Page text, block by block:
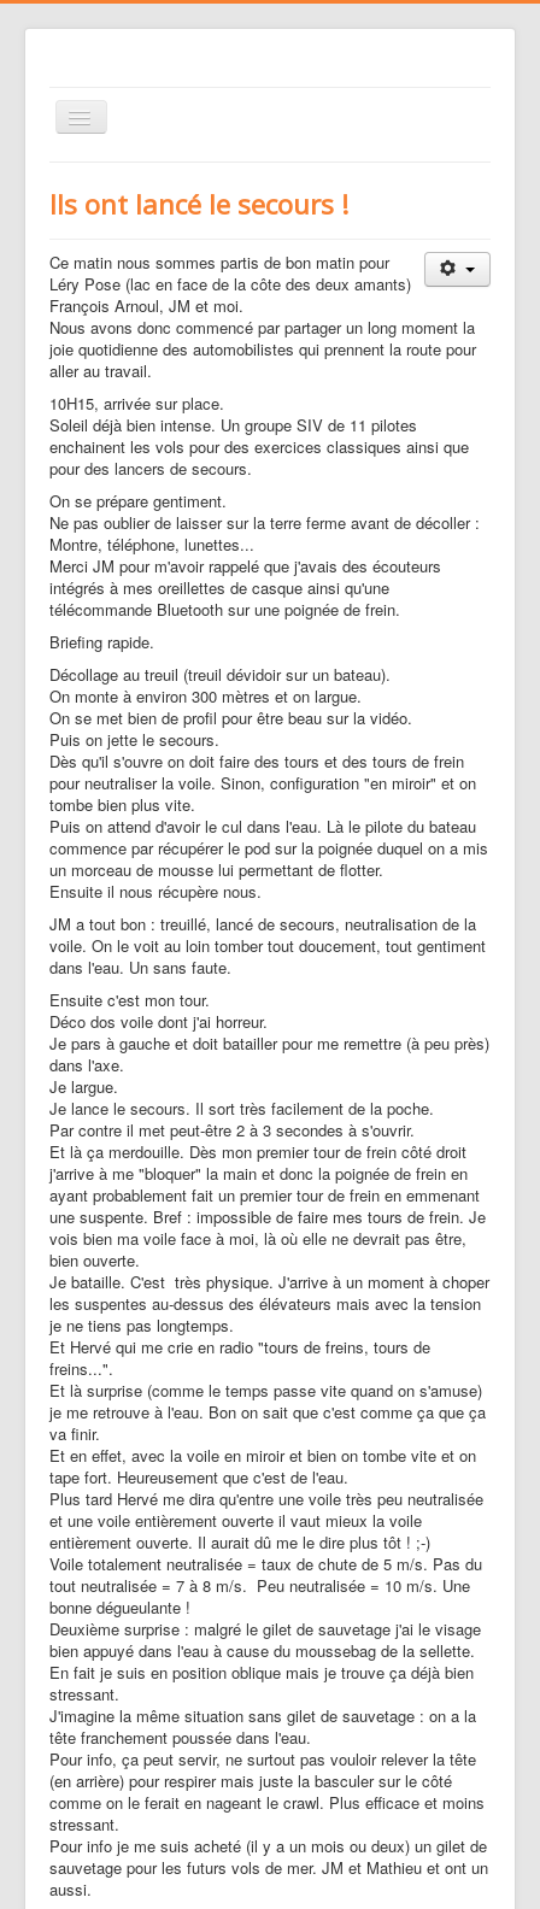
Basculer
la
Voler
Nos activités
Gestion des risques
Liens
Agenda
Contacts
Médias
Ils ont lancé le secours !
Ce matin nous sommes partis de bon matin pour
Léry Pose (lac en face de la côte des deux amants)
François Arnoul, JM et moi.
Nous avons donc commencé par partager un long moment la
joie quotidienne des automobilistes qui prennent la route pour
aller au travail.
10H15, arrivée sur place.
Soleil déjà bien intense. Un groupe SIV de 11 pilotes
enchainent les vols pour des exercices classiques ainsi que
pour des lancers de secours.
On se prépare gentiment.
Ne pas oublier de laisser sur la terre ferme avant de décoller :
Montre, téléphone, lunettes...
Merci JM pour m'avoir rappelé que j'avais des écouteurs
intégrés à mes oreillettes de casque ainsi qu'une
télécommande Bluetooth sur une poignée de frein.
Briefing rapide.
Décollage au treuil (treuil dévidoir sur un bateau).
On monte à environ 300 mètres et on largue.
On se met bien de profil pour être beau sur la vidéo.
Puis on jette le secours.
Dès qu'il s'ouvre on doit faire des tours et des tours de frein
pour neutraliser la voile. Sinon, configuration "en miroir" et on
tombe bien plus vite.
Puis on attend d'avoir le cul dans l'eau. Là le pilote du bateau
commence par récupérer le pod sur la poignée duquel on a mis
un morceau de mousse lui permettant de flotter.
Ensuite il nous récupère nous.
JM a tout bon : treuillé, lancé de secours, neutralisation de la
voile. On le voit au loin tomber tout doucement, tout gentiment
dans l'eau. Un sans faute.
Ensuite c'est mon tour.
Déco dos voile dont j'ai horreur.
Je pars à gauche et doit batailler pour me remettre (à peu près)
dans l'axe.
Je largue.
Je lance le secours. Il sort très facilement de la poche.
Par contre il met peut-être 2 à 3 secondes à s'ouvrir.
Et là ça merdouille. Dès mon premier tour de frein côté droit
j'arrive à me "bloquer" la main et donc la poignée de frein en
ayant probablement fait un premier tour de frein en emmenant
une suspente. Bref : impossible de faire mes tours de frein. Je
vois bien ma voile face à moi, là où elle ne devrait pas être,
bien ouverte.
Je bataille. C'est très physique. J'arrive à un moment à choper
les suspentes au-dessus des élévateurs mais avec la tension
je ne tiens pas longtemps.
Et Hervé qui me crie en radio "tours de freins, tours de
freins...".
Et là surprise (comme le temps passe vite quand on s'amuse)
je me retrouve à l'eau. Bon on sait que c'est comme ça que ça
va finir.
Et en effet, avec la voile en miroir et bien on tombe vite et on
tape fort. Heureusement que c'est de l'eau.
Plus tard Hervé me dira qu'entre une voile très peu neutralisée
et une voile entièrement ouverte il vaut mieux la voile
entièrement ouverte. Il aurait dû me le dire plus tôt ! ;-)
Voile totalement neutralisée = taux de chute de 5 m/s. Pas du
tout neutralisée = 7 à 8 m/s. Peu neutralisée = 10 m/s. Une
bonne dégueulante !
Deuxième surprise : malgré le gilet de sauvetage j'ai le visage
bien appuyé dans l'eau à cause du moussebag de la sellette.
En fait je suis en position oblique mais je trouve ça déjà bien
stressant.
J'imagine la même situation sans gilet de sauvetage : on a la
tête franchement poussée dans l'eau.
Pour info, ça peut servir, ne surtout pas vouloir relever la tête
(en arrière) pour respirer mais juste la basculer sur le côté
comme on le ferait en nageant le crawl. Plus efficace et moins
stressant.
Pour info je me suis acheté (il y a un mois ou deux) un gilet de
sauvetage pour les futurs vols de mer. JM et Mathieu et ont un
aussi.